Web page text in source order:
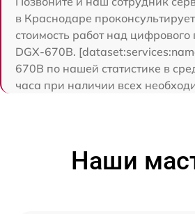
в Краснодаре
стоимость работ над
DGX-670B.
670B по нашей статистике в
часа при наличии всех
Наши